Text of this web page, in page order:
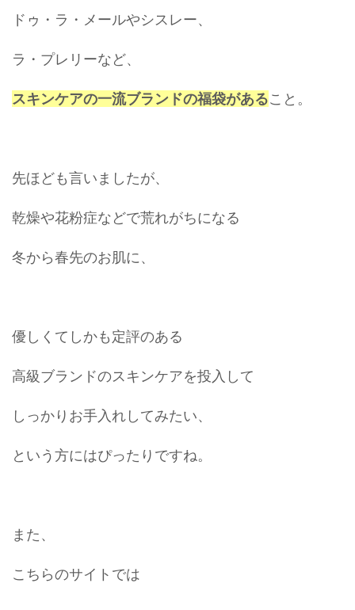
ドゥ・ラ・メールやシスレー、
ラ・プレリーなど、
スキンケアの一流ブランドの福袋があること。
先ほども言いましたが、
乾燥や花粉症などで荒れがちになる
冬から春先のお肌に、
優しくてしかも定評のある
高級ブランドのスキンケアを投入して
しっかりお手入れしてみたい、
という方にはぴったりですね。
また、
こちらのサイトでは